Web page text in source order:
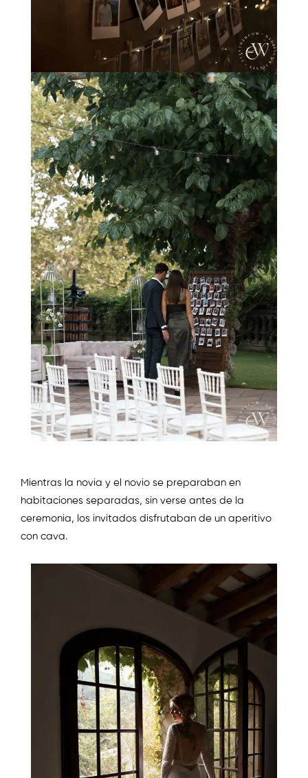
Mientras la novia y el novio se preparaban en
habitaciones separadas, sin verse antes de la
ceremonia, los invitados disfrutaban de un aperitivo
con cava.